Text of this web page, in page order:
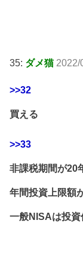
35: ダメ猫 2022/
>>32
買える
>>33
非課税期間が20
年間投資上限額
一般NISAは投資